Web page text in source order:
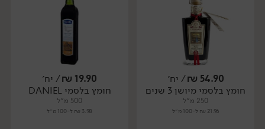
יח׳ יח׳
54.90
₪/ יח׳
חומץ בלסמי מיושן 3 שנים
250 מ״ל
21.96 ₪ ל-100 מ״ל
19.90
₪/ יח׳
חומץ בלסמי DANIEL
500 מ״ל
3.98 ₪ ל-100 מ״ל